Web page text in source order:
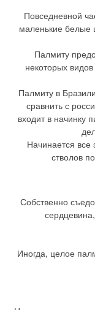
Повседневной
маленькие белые
Палмиту
некоторых
Палмиту в
сравнить с
входит в начинку
Начинается все
стволов
Собственно
Иногда, целое